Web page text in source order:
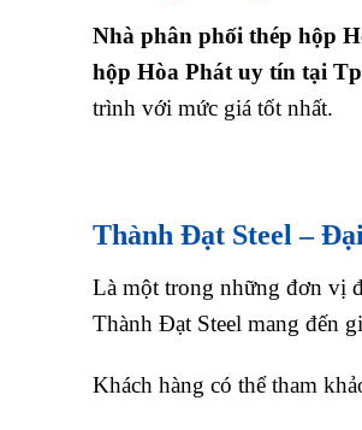
Nhà phân phối thép hộp
hộp Hòa Phát uy tín tại
trình với mức giá tốt nhất.
Thành Đạt Steel –
Là một trong những đơn vị
Thành Đạt Steel mang đến
Khách hàng có thể tham